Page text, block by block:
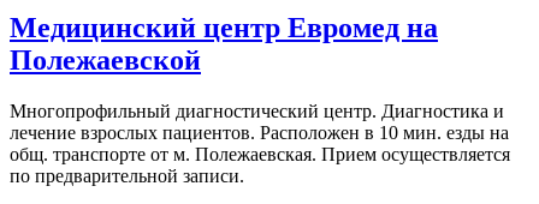
Медицинский центр Евромед на
Полежаевской
Многопрофильный диагностический центр. Диагностика и
лечение взрослых пациентов. Расположен в 10 мин. езды на
общ. транспорте от м. Полежаевская. Прием осуществляется
по предварительной записи.